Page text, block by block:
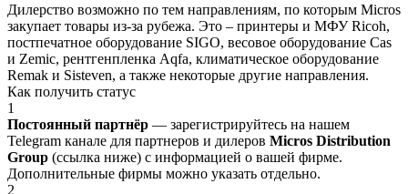
Дилерство возможно по тем направлениям, по которым Micros
закупает товары из-за рубежа. Это – принтеры и МФУ Ricoh,
постпечатное оборудование SIGO, весовое оборудование Cas
и Zemic, рентгенпленка Aqfa, климатическое оборудование
Remak и Sisteven, а также некоторые другие направления.
Как получить статус
1
Постоянный партнёр — зарегистрируйтесь на нашем
Telegram канале для партнеров и дилеров Micros Distribution
Group (ссылка ниже) с информацией о вашей фирме.
Дополнительные фирмы можно указать отдельно.
2